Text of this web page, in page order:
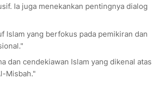
Ia juga menekankan pentingnya dialog
Islam yang berfokus pada pemikiran dan
dan cendekiawan Islam yang dikenal atas
Misbah."